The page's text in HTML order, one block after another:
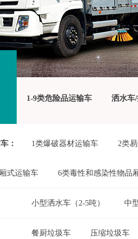
1-9类危险品运输车 洒水车
： 1类爆破器材运输车 2类
式运输车 6类毒性和感染性物品
小型洒水车（2-5吨） 中
餐厨垃圾车 压缩垃圾车